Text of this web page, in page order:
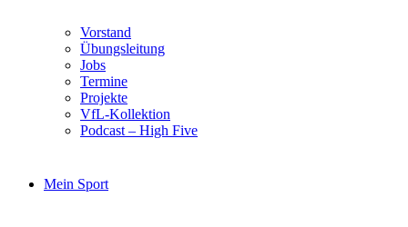
Vorstand
Übungsleitung
Jobs
Termine
Projekte
VfL-Kollektion
Podcast – High Five
Mein Sport